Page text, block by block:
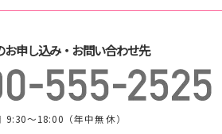
申し込み・お問い合わせ先
9:30～18:00（年中無休）